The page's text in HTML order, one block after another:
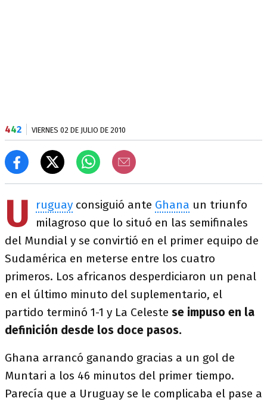
442 VIERNES 02 DE JULIO DE 2010
U ruguay consiguió ante Ghana un triunfo
milagroso que lo situó en las semifinales
del Mundial y se convirtió en el primer equipo de
Sudamérica en meterse entre los cuatro
primeros. Los africanos desperdiciaron un penal
en el último minuto del suplementario, el
partido terminó 1-1 y La Celeste se impuso en la
definición desde los doce pasos.
Ghana arrancó ganando gracias a un gol de
Muntari a los 46 minutos del primer tiempo.
Parecía que a Uruguay se le complicaba el pase a